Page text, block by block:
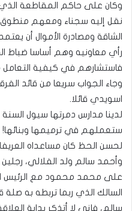
وكان على حاكم المقاطعة
نقل إليه سجناء ومعهم
الشاقة ومصادرة الأموال أن
رأي معاونيه وهم أساسا ضباط
فاستشارهم في كيفية التعامل
وجاء الجواب سريعا من قائد
اسويدي قائلا.
لدينا مدارس دمرتها سيول
ستعملهم في ترميمها وبنائها!
لحسن الحظ كان مساعداه
وأحمد سالم ولد الفلالي،
على محمد محمود مع الرئيس
السالك الذي ربما تربطه به
سالم، فإني لا أتذكر بداية